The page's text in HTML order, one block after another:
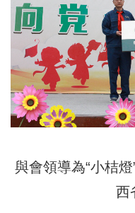
與會領導為“小桔
西